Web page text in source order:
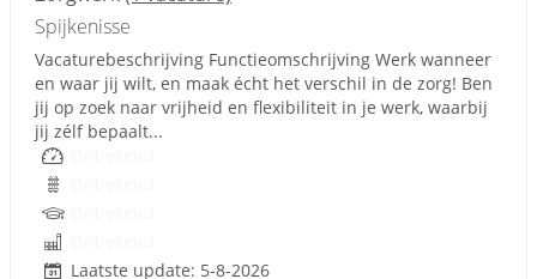
Spijkenisse
Vacaturebeschrijving Functieomschrijving Werk wanneer
en waar jij wilt, en maak écht het verschil in de zorg! Ben
jij op zoek naar vrijheid en flexibiliteit in je werk, waarbij
jij zélf bepaalt...
Laatste update: 5-8-2026